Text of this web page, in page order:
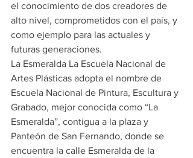
el conocimiento de dos creadores de
alto nivel, comprometidos con el país, y
como ejemplo para las actuales y
futuras generaciones.
La Esmeralda La Escuela Nacional de
Artes Plásticas adopta el nombre de
Escuela Nacional de Pintura, Escultura y
Grabado, mejor conocida como “La
Esmeralda”, contigua a la plaza y
Panteón de San Fernando, donde se
encuentra la calle Esmeralda de la